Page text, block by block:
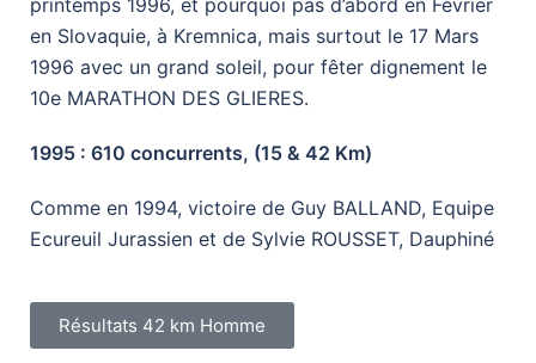
en Slovaquie, à Kremnica, mais surtout le 17 Mars
1996 avec un grand soleil, pour fêter dignement le
10e MARATHON DES GLIERES.
1995 : 610 concurrents, (15 & 42 Km)
Comme en 1994, victoire de Guy BALLAND, Equipe
Ecureuil Jurassien et de Sylvie ROUSSET, Dauphiné
Résultats 42 km Homme